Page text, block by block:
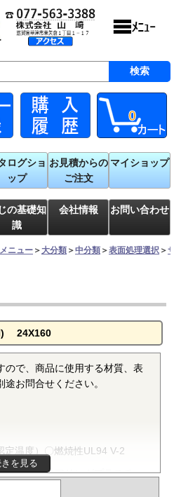
0
ログショ
ップ
お見積からの
ご注文
マイショップ
の基礎知
識
会社情報 お問い合わせ
ニュー ＞大分類 ＞中分類 ＞表面処理選択 ＞
24X160
ので、商品に使用する材質、表
お問合せください。
温度）〇燃焼性UL94 V-2
エンジニアリングプラスチッ
を見る